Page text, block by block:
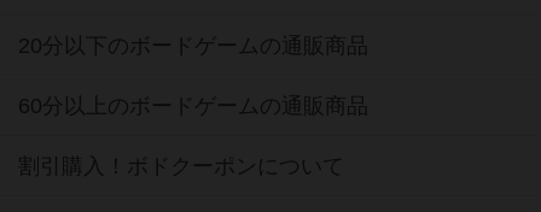
20分以下のボードゲームの通販商品
60分以上のボードゲームの通販商品
割引購入！ボドクーポンについて